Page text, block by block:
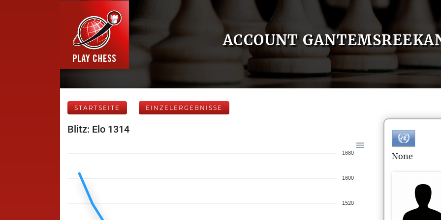
ACCOUNT
STARTSEITE EINZELERGEBNISSE
Blitz: Elo 1314
1680
1600
1520
None